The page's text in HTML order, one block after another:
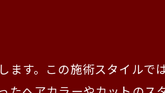
の新しい楽しみ方
す。この施術スタイルで